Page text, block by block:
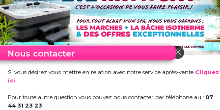
Nous contacter
Si vous désirez vous mettre en relation avec notre service après-vente Cliquez
ici
Pour toute autre question vous pouvez nous contacter par téléphone au : 07
44 31 23 23